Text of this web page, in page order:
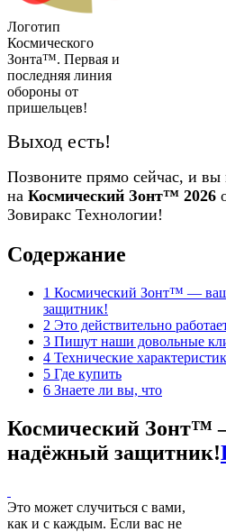
Логотип
Космического
Зонта™. Первая и
последняя линия
обороны от
пришельцев!
Выход есть!
Позвоните прямо сейчас, и вы
на Космический Зонт™ 2026
Зовиракс Технологии!
Содержание
1 Космический Зонт™ —
защитник!
2 Это действительно
3 Пишут наши довольные
4 Технические
5 Где купить
6 Знаете ли вы, что
Космический Зонт™
надёжный защитник!
Это может случиться с вами,
как и с каждым. Если вас не